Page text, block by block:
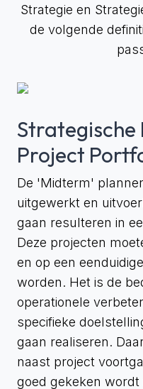
Strategie en
de volgende
Strategische
Project
De 'Midterm'
uitgewerkt en
gaan resulteren in
Deze projecten
en op een
worden. Het is de
operationele
specifieke
gaan realiseren.
naast project
goed gekeken wordt